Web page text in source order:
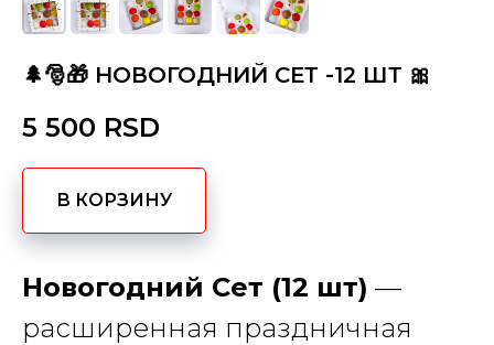
🌲🎅🎁 НОВОГОДНИЙ СЕТ -12 ШТ 🎀
5 500 RSD
В КОРЗИНУ
Новогодний Сет (12 шт) —
расширенная праздничная